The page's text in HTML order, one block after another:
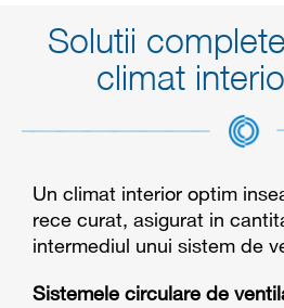
Solutii
climat
Un climat interior optim
rece curat, asigurat in
intermediul unui sistem de
Sistemele circulare de